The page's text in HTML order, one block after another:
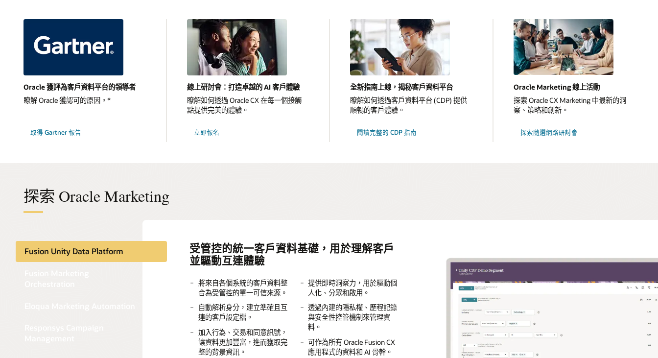
Oracle 獲評為客戶資料平台的領導者
瞭解 Oracle 獲認可的原因。*
取得 Gartner 報告
線上研討會：打造卓越的 AI 客戶體驗
瞭解如何透過 Oracle CX 在每一個接觸
點提供完美的體驗。
立即報名
全新指南上線，揭秘客戶資料平台
瞭解如何透過客戶資料平台 (CDP) 提供
順暢的客戶體驗。
閱讀完整的 CDP 指南
Oracle Marketing 線上活動
探索 Oracle CX Marketing 中最新的洞
察、策略和創新。
探索隨選網路研討會
探索 Oracle Marketing
Fusion Unity Data Platform
受管控的統一客戶資料基礎，用於理解客戶
並驅動互連體驗
將來自各個系統的客戶資料整
合為受管控的單一可信來源。
自動解析身分，建立準確且互
連的客戶設定檔。
加入行為、交易和同意訊號，
讓資料更加豐富，進而獲取完
整的背景資訊。
提供即時洞察力，用於驅動個
人化、分眾和啟用。
透過內建的隱私權、歷程記錄
與安全性控管機制來管理資
料。
可作為所有 Oracle Fusion CX
應用程式的資料和 AI 骨幹。
一款由 AI 驅動的行銷協調引擎，可連結受
眾、通路與行銷活動，進而實現可量化的營
使用 AI 驅動的觸發機制與洞察
力，設計、推出並最佳化多通
路行銷活動。
根據統一的 Fusion 資料建立受
眾，實現精準定位和個人化。
協調客戶歷程，並根據行為和
以最少的人力作業，自動完成
行銷活動建立、內容交付及潛
在客戶資格鑑別。
根據共同的營收目標，協調行
銷和銷售行動。
透過內建的行銷活動意見回饋
B2B 行銷自動化平台可協助團隊透過內嵌 AI
設計個人化行銷活動、鑑別潛在客戶資格，
在各種線上和線下通路以及整個買家旅程階段，設計並執行以客戶為中
心的多通路行銷活動。
跨通路協調行銷活動
跨電子郵件、網路、活動和社
群媒體，自動執行跨通路行銷
允許行銷和銷售人員共同檢視
潛在客戶和客戶績效，確保彼
此步調一致。
一款企業級的跨通路平台，可協助 B2C 行銷
人員提供 AI 輔助的個人化客戶參與體驗
跨電子郵件、行動裝置、簡訊
和推播通知，設計、推出並自
動執行行銷活動。
使用 AI 輔助的受眾區隔與預測
鎖定功能，更有效地與客戶互
動。
建立由活動觸發的行為式歷
使用內建的測試和機器學習模
型，決定最理想的內容、優惠
和發送時間。
大規模管理和保護客戶資料，
確保符合規範及可靠性。
與 Fusion Unity Data Platform
和 Oracle CX 應用程式連結，實